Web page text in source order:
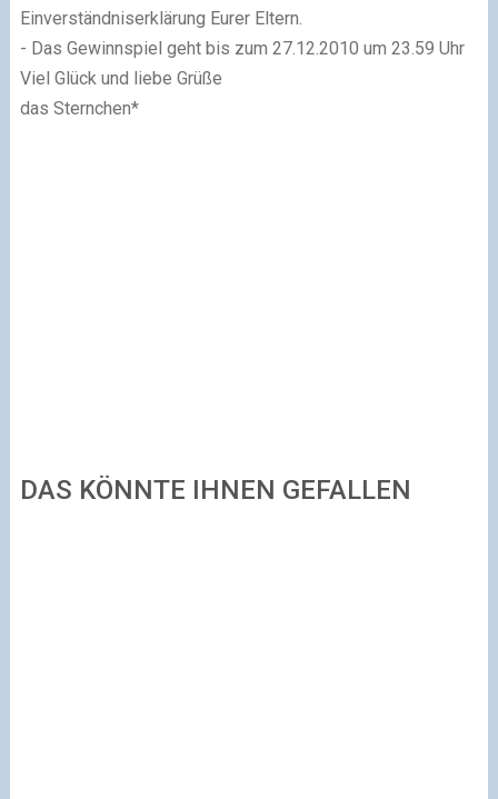
Einverständniserklärung Eurer Eltern.
- Das Gewinnspiel geht bis zum 27.12.2010 um 23.59 Uhr
Viel Glück und liebe Grüße
das Sternchen*
DAS KÖNNTE IHNEN GEFALLEN